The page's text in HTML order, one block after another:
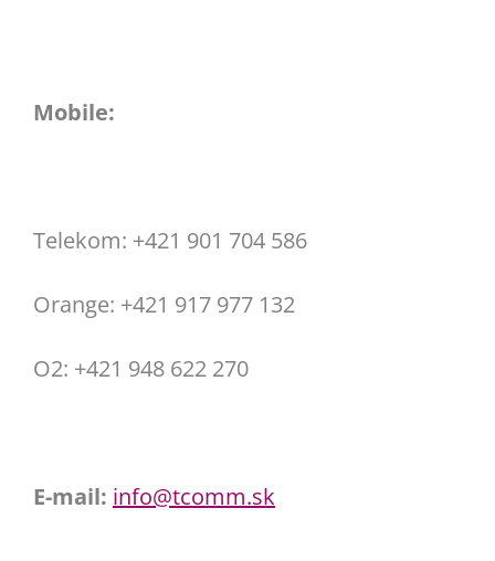
Mobile:
Telekom: +421 901 704 586
Orange: +421 917 977 132
O2: +421 948 622 270
E-mail: info@tcomm.sk